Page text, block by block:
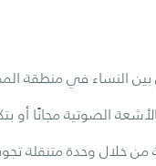
النساء في منطقة
الصوتية مجانًا أو
من خلال وحدة متنقلة